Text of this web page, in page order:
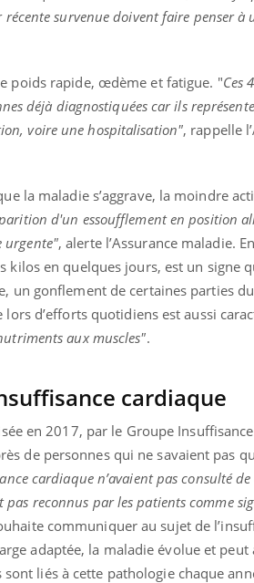
survenue doivent faire penser à
poids rapide, œdème et fatigue. "Ces
déjà diagnostiquées car ils
voire une hospitalisation", rappelle
la maladie s’aggrave, la moindre
d'un essoufflement en position
urgente", alerte l’Assurance maladie.
kilos en quelques jours, est un signe
un gonflement de certaines parties
d’efforts quotidiens est aussi
aux muscles".
cardiaque
en 2017, par le Groupe
de personnes qui ne savaient pas
cardiaque n’avaient pas consulté
reconnus par les patients comme
communiquer au sujet de
adaptée, la maladie évolue et peut
liés à cette pathologie chaque
: se
nouveau
piscine,
mains
Youtube
Diabète & Ramadan
Le Ramadan approche,
nombreuses personnes
diabète, c'est une période
défis, mais ...